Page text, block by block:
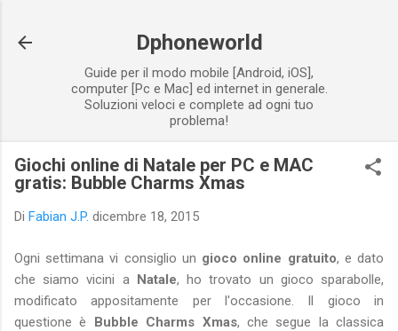
Dphoneworld
Guide per il modo mobile [Android, iOS],
computer [Pc e Mac] ed internet in generale.
Soluzioni veloci e complete ad ogni tuo
problema!
Giochi online di Natale per PC e MAC
gratis: Bubble Charms Xmas
Di Fabian J.P. dicembre 18, 2015
Ogni settimana vi consiglio un gioco online gratuito, e dato
che siamo vicini a Natale, ho trovato un gioco sparabolle,
modificato appositamente per l'occasione. Il gioco in
questione è Bubble Charms Xmas, che segue la classica